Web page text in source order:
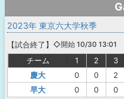
2023年 東京六大学秋季
【試合終了 】 ◇開始 10/30 13:01
チーム
1 2 3
慶大
0 0 2
早大
0 0 0